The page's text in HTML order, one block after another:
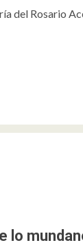
del Rosario
lo